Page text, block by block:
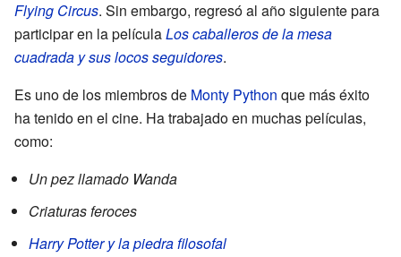
Flying Circus. Sin embargo, regresó al año siguiente para
participar en la películaLos caballeros de la mesa
cuadrada y sus locos seguidores.
Es uno de los miembros de Monty Python que más éxito
ha tenido en el cine. Ha trabajado en muchas películas,
como:
Un pez llamado Wanda
Criaturas feroces
Harry Potter y la piedra filosofal